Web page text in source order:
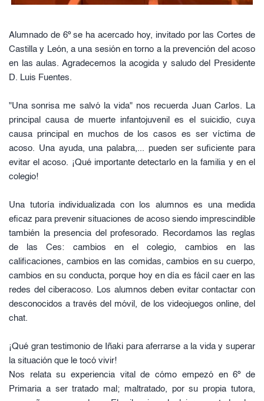
Alumnado de 6º se ha acercado hoy, invitado por las Cortes de
Castilla y León, a una sesión en torno a la prevención del acoso
en las aulas. Agradecemos la acogida y saludo del Presidente
D. Luis Fuentes.
"Una sonrisa me salvó la vida" nos recuerda Juan Carlos. La
principal causa de muerte infantojuvenil es el suicidio, cuya
causa principal en muchos de los casos es ser víctima de
acoso. Una ayuda, una palabra,... pueden ser suficiente para
evitar el acoso. ¡Qué importante detectarlo en la familia y en el
colegio!
Una tutoría individualizada con los alumnos es una medida
eficaz para prevenir situaciones de acoso siendo imprescindible
también la presencia del profesorado. Recordamos las reglas
de las Ces: cambios en el colegio, cambios en las
calificaciones, cambios en las comidas, cambios en su cuerpo,
cambios en su conducta, porque hoy en día es fácil caer en las
redes del ciberacoso. Los alumnos deben evitar contactar con
desconocidos a través del móvil, de los videojuegos online, del
chat.
¡Qué gran testimonio de Iñaki para aferrarse a la vida y superar
la situación que le tocó vivir!
Nos relata su experiencia vital de cómo empezó en 6º de
Primaria a ser tratado mal; maltratado, por su propia tutora,